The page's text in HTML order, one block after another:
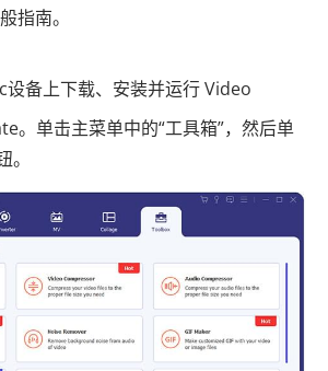
指南。
设备上下载、安装并运行 Video
。单击主菜单中的“工具箱”，然后单